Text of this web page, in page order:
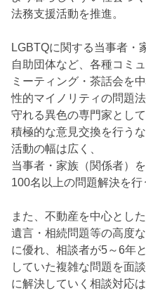
法務支援活動を推進。
LGBTQに関する当事者・
自助団体など、各種コミ
ミーティング・茶話会を中
性的マイノリティの問題
守れる異色の専門家として
積極的な意見交換を行う
活動の幅は広く、
当事者・家族（関係者）
100名以上の問題解決を行
また、不動産を中心とし
遺言・相続問題等の高度
に優れ、相談者が5～6年
していた複雑な問題を面
に解決していく相談対応は